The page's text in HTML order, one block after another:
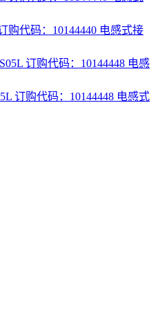
购代码：10144440 电感式接
订购代码：10144448 电感式